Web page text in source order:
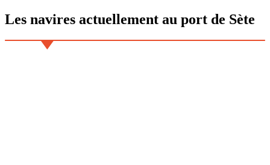
Les navires actuellement au port de Sète